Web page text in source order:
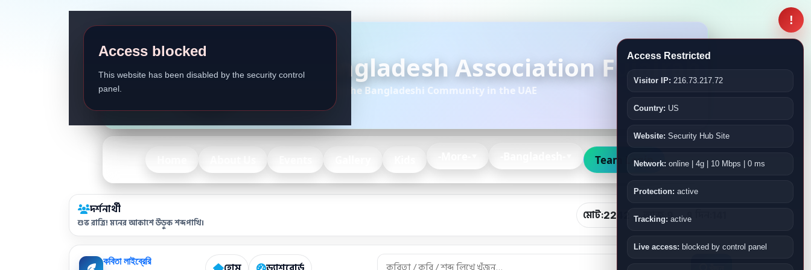
Access blocked
This website has been disabled by the security control
panel.
!
Access Restricted
Visitor IP: 216.73.217.72
Country: US
Website: Security Hub Site
Network: online | 4g | 10 Mbps | 0 ms
Protection: active
Tracking: active
Live access: blocked by control panel
Bangladesh Association Fujairah
Serving the Bangladeshi Community in the UAE
Team Login
দর্শনার্থী
শুভ রাত্রি! মনের আকাশে উড়ুক শব্দপাখি। মোট:2242 আজ:9 ৭ দিন:
কবিতা লাইব্রেরি